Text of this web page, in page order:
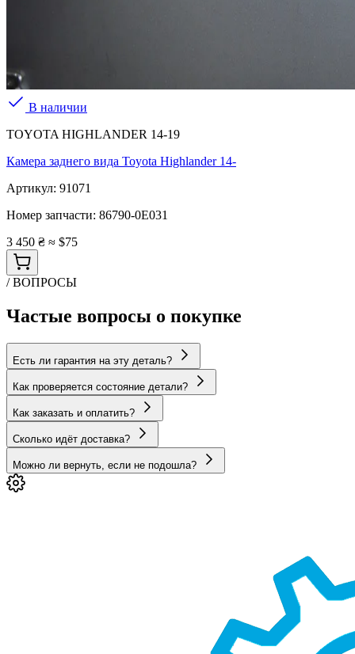
В наличии
TOYOTA HIGHLANDER 14-19
Камера заднего вида Toyota Highlander 14-
Артикул: 91071
Номер запчасти: 86790-0E031
3 450 ₴ ≈ $75
/ ВОПРОСЫ
Частые вопросы о покупке
Есть ли гарантия на эту деталь?
Как проверяется состояние детали?
Как заказать и оплатить?
Сколько идёт доставка?
Можно ли вернуть, если не подошла?